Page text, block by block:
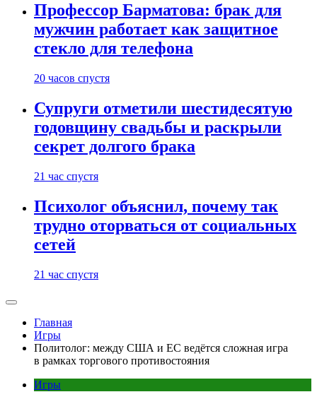
Профессор Барматова: брак для
мужчин работает как защитное
стекло для телефона
20 часов спустя
Супруги отметили шестидесятую
годовщину свадьбы и раскрыли
секрет долгого брака
21 час спустя
Психолог объяснил, почему так
трудно оторваться от социальных
сетей
21 час спустя
Главная
Игры
Политолог: между США и ЕС ведётся сложная игра
в рамках торгового противостояния
Игры